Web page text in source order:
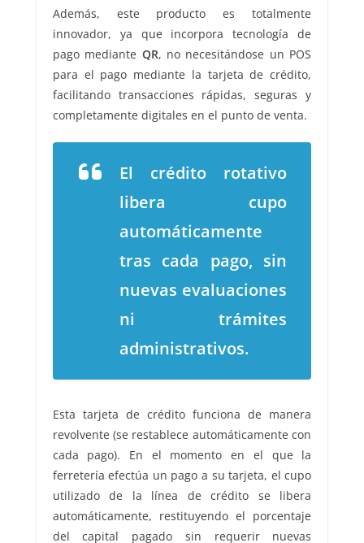
Además, este producto es totalmente
innovador, ya que incorpora tecnología de
pago mediante QR, no necesitándose un POS
para el pago mediante la tarjeta de crédito,
facilitando transacciones rápidas, seguras y
completamente digitales en el punto de venta.
El crédito rotativo
libera cupo
automáticamente
tras cada pago, sin
nuevas evaluaciones
ni trámites
administrativos.
Esta tarjeta de crédito funciona de manera
revolvente (se restablece automáticamente con
cada pago). En el momento en el que la
ferretería efectúa un pago a su tarjeta, el cupo
utilizado de la línea de crédito se libera
automáticamente, restituyendo el porcentaje
del capital pagado sin requerir nuevas